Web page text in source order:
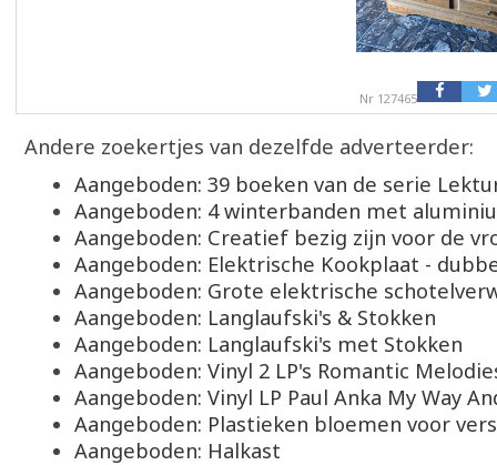
Nr 127465
Andere zoekertjes van dezelfde adverteerder:
Aangeboden: 39 boeken van de serie
Aangeboden: 4 winterbanden met
Aangeboden: Creatief bezig zijn voor de
Aangeboden: Elektrische Kookplaat -
Aangeboden: Grote elektrische
Aangeboden: Langlaufski's & Stokken
Aangeboden: Langlaufski's met Stokken
Aangeboden: Vinyl 2 LP's Romantic
Aangeboden: Vinyl LP Paul Anka My Way
Aangeboden: Plastieken bloemen voor
Aangeboden: Halkast